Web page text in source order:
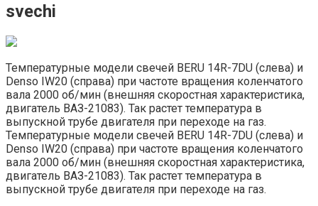
svechi
Температурные модели свечей BERU 14R-7DU (слева) и
Denso IW20 (справа) при частоте вращения коленчатого
вала 2000 об/мин (внешняя скоростная характеристика,
двигатель ВАЗ-21083). Так растет температура в
выпускной трубе двигателя при переходе на газ.
Температурные модели свечей BERU 14R-7DU (слева) и
Denso IW20 (справа) при частоте вращения коленчатого
вала 2000 об/мин (внешняя скоростная характеристика,
двигатель ВАЗ-21083). Так растет температура в
выпускной трубе двигателя при переходе на газ.